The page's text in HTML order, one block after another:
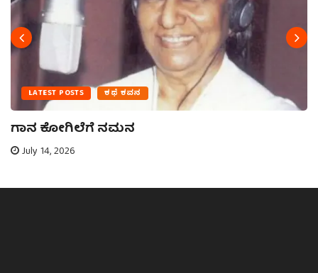
LATEST POSTS ಕಥೆ ಕವನ
ಗಾನ ಕೋಗಿಲೆಗೆ ನಮನ
July 14, 2026